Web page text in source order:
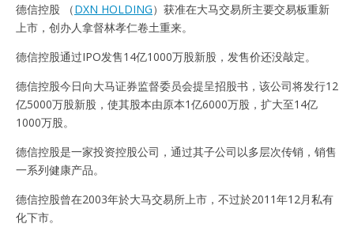
德信控股 （DXN HOLDING）获准在大马交易所主要交易板重新
上市，创办人拿督林孝仁卷土重来。
德信控股通过IPO发售14亿1000万股新股，发售价还没敲定。
德信控股今日向大马证券监督委员会提呈招股书，该公司将发行12
亿5000万股新股，使其股本由原本1亿6000万股，扩大至14亿
1000万股。
德信控股是一家投资控股公司，通过其子公司以多层次传销，销售
一系列健康产品。
德信控股曾在2003年於大马交易所上市，不过於2011年12月私有
化下市。